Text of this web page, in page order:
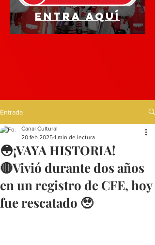
Entra aquí
Entrada
😳¡VAYA HISTORIA!
🔴Vivió durante dos años
en un registro de CFE, hoy
fue rescatado 🥹
Canal Cultural
20 feb 2025 1 min de lectura